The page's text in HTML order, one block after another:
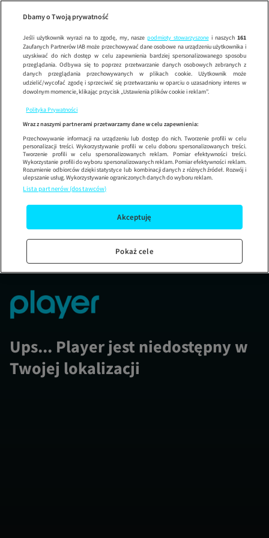
Wypróbuj aplikację mobilną
Korzystaj z łatwiejszej nawigacji i ciesz się szybszym
Ups... Player jest niedostępny w
Twojej lokalizacji
Dbamy o Twoją prywatność
Jeśli użytkownik wyrazi na to zgodę, my, nasze podmioty stowarzyszonei naszych 161
Zaufanych Partnerów IAB może przechowywać dane osobowe na urządzeniu użytkownika i
uzyskiwać do nich dostęp w celu zapewnienia bardziej spersonalizowanego sposobu
przeglądania. Odbywa się to poprzez przetwarzanie danych osobowych zebranych z
danych przeglądania przechowywanych w plikach cookie. Użytkownik może
udzielić/wycofać zgodę i sprzeciwić się przetwarzaniu w oparciu o uzasadniony interes w
dowolnym momencie, klikając przycisk „Ustawienia plików cookie i reklam”.
Polityka Prywatności
Wraz z naszymi partnerami przetwarzamy dane w celu zapewnienia:
Przechowywanie informacji na urządzeniu lub dostęp do nich. Tworzenie profili w celu
personalizacji treści. Wykorzystywanie profili w celu doboru spersonalizowanych treści.
Tworzenie profili w celu spersonalizowanych reklam. Pomiar efektywności treści.
Wykorzystanie profili do wyboru spersonalizowanych reklam. Pomiar efektywności reklam.
Rozumienie odbiorców dzięki statystyce lub kombinacji danych z różnych źródeł. Rozwój i
ulepszanie usług. Wykorzystywanie ograniczonych danych do wyboru reklam.
Lista partnerów (dostawców)
Akceptuję
Pokaż cele